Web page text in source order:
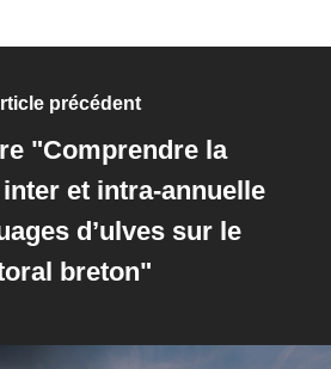
précédent
"Comprendre la
et intra-annuelle
d’ulves sur le
breton"